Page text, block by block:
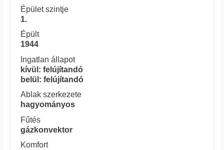
Épület szintje
1.
Épült
1944
Ingatlan állapot
kívül: felújítandó
belül: felújítandó
Ablak szerkezete
hagyományos
Fűtés
gázkonvektor
Komfort